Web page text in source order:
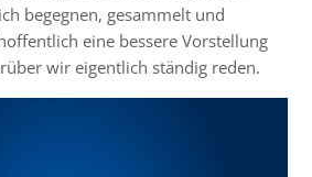
begegnen, gesammelt und
eine bessere Vorstellung
wir eigentlich ständig reden.